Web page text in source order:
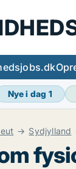
Nye i dag 1
Sydjylland